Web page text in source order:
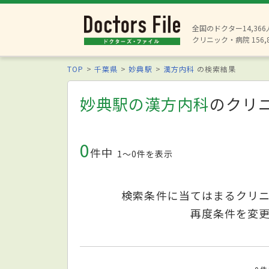
全国のドクター14,366
クリニック・病院
TOP 千葉県 妙典駅 漢方内科 の検索結果
妙典駅の漢方内科のクリ
0件中 1〜0件を表示
検索条件に当てはまるクリ
再度条件を変